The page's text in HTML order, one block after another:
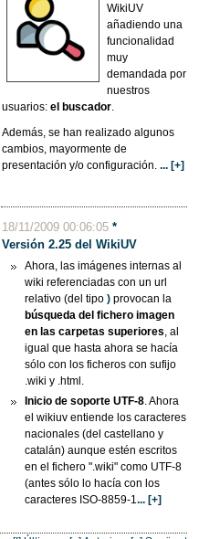
WikiUV
añadiendo una
funcionalidad
muy
demandada por
nuestros
usuarios:el buscador.
Además, se han realizado algunos
cambios, mayormente de
presentación y/o configuración.... [+]
18/11/2009 00:06:05*
Versión 2.25 delWikiUV
Ahora, las imágenes internas al
wiki referenciadas con un url
relativo (del tipo) provocan la
búsqueda del fichero imagen
en las carpetas superiores , al
igual que hasta ahora se hacía
sólo con los ficheros con sufijo
.wiki y .html.
Inicio de soporte UTF-8. Ahora
el wikiuv entiende los caracteres
nacionales (del castellano y
catalán) aunque estén escritos
en el fichero ".wiki" como UTF-8
(antes sólo lo hacía con los
caracteres ISO-8859-1... [+]